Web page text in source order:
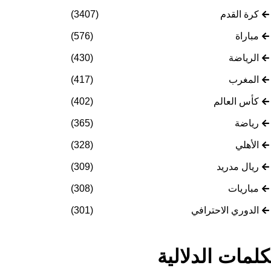
كرة القدم (3407)
مباراة (576)
الرياضة (430)
المغرب (417)
كأس العالم (402)
رياضة (365)
الأهلي (328)
ريال مدريد (309)
مباريات (308)
الدوري الاحترافي (301)
الدلالية